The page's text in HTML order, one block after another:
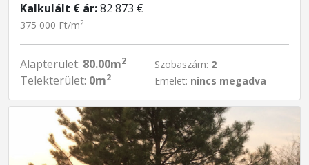
Kalkulált € ár:82 873 €
375 000 Ft/m2
Alapterület: 80.00m2
Telekterület: 0m2
Szobaszám: 2
Emelet: nincs megadva